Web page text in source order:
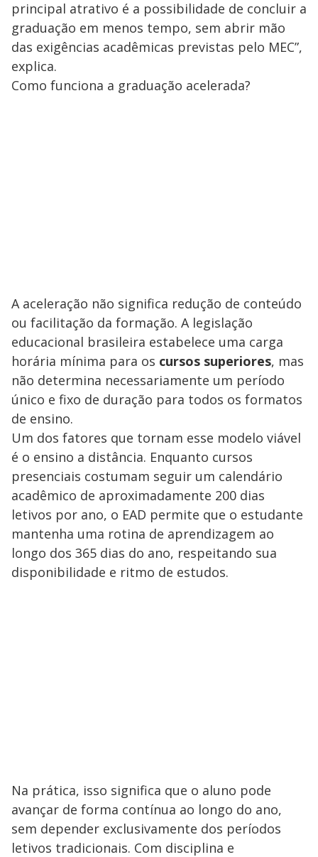
principal atrativo é a possibilidade de concluir a
graduação em menos tempo, sem abrir mão
das exigências acadêmicas previstas pelo MEC”,
explica.
Como funciona a graduação acelerada?
A aceleração não significa redução de conteúdo
ou facilitação da formação. A legislação
educacional brasileira estabelece uma carga
horária mínima para os cursos superiores, mas
não determina necessariamente um período
único e fixo de duração para todos os formatos
de ensino.
Um dos fatores que tornam esse modelo viável
é o ensino a distância. Enquanto cursos
presenciais costumam seguir um calendário
acadêmico de aproximadamente 200 dias
letivos por ano, o EAD permite que o estudante
mantenha uma rotina de aprendizagem ao
longo dos 365 dias do ano, respeitando sua
disponibilidade e ritmo de estudos.
Na prática, isso significa que o aluno pode
avançar de forma contínua ao longo do ano,
sem depender exclusivamente dos períodos
letivos tradicionais. Com disciplina e